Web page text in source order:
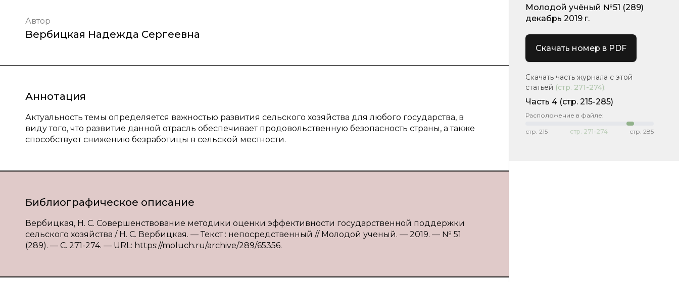
Автор
Вербицкая Надежда Сергеевна
Аннотация
Актуальность темы определяется важностью развития сельского хозяйства для любого государства, в
виду того, что развитие данной отрасль обеспечивает продовольственную безопасность страны, а также
способствует снижению безработицы в сельской местности.
Библиографическое описание
Вербицкая, Н. С. Совершенствование методики оценки эффективности государственной поддержки
сельского хозяйства / Н. С. Вербицкая. — Текст : непосредственный // Молодой ученый. — 2019. — № 51
(289). — С. 271-274. — URL: https://moluch.ru/archive/289/65356.
Молодой учёный №51 (289)
декабрь 2019 г.
Скачать номер в PDF
Скачать часть журнала с этой
статьей (стр. 271-274):
Часть 4 (стр. 215-285)
Расположение в файле:
стр. 215 стр. 271-274 стр. 285